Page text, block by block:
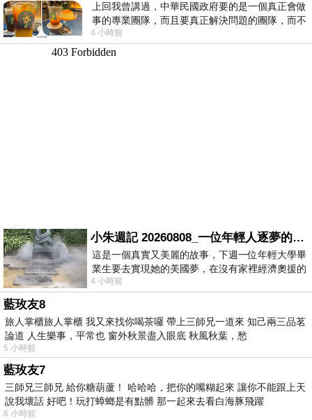
上回我曾講過，中華民國政府要的是一個真正會做
事的專業團隊，而且要真正解決問題的團隊，而不
是只會到處甩鍋的雙標團隊，最近民進黨
4 小時前
小朱週記 20260808_一位年輕人逐夢的真實故事
這是一個真實又美麗的故事，下週一位年輕大學畢
業生要去實現她的美國夢，在沒有家裡經濟奧援的
情況下，靠著自我努力工作累積出國基
4 小時前
藍玫友8
旅人掌櫃旅人掌櫃 我又來找你喝茶囉 帶上三師兄一道來 知己兩三品茗
論道 人生樂事，平常也 窗外秋景盡入眼底 秋風秋葉，愁
5 小時前
藍玫友7
三師兄三師兄 給你糖葫蘆！ 哈哈哈，把你的嘴糊起來 讓你不能跟上天
說我壞話 好吧！玩打蟑螂是有點髒 那一起來去看白海豚飛躍
6 小時前